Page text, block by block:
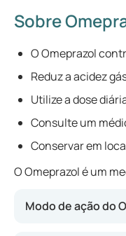
Sobre
O Omeprazol
Reduz a acidez
Utilize a dose
Consulte um
Conservar em
O Omeprazol é um
Modo de ação do